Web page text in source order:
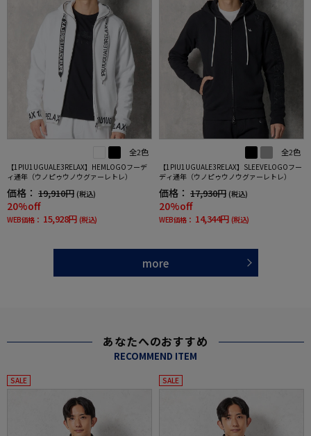
全2色
【1PIU1UGUALE3RELAX】HEMLOGOフーデ
ィ通年（ウノピゥウノウグァーレトレ）
価格： 19,910円 (税込)
20%off
WEB価格： 15,928円 (税込)
全2色
【1PIU1UGUALE3RELAX】SLEEVELOGOフー
ディ通年（ウノピゥウノウグァーレトレ）
価格： 17,930円 (税込)
20%off
WEB価格： 14,344円 (税込)
more
あなたへのおすすめ
RECOMMEND ITEM
SALE SALE